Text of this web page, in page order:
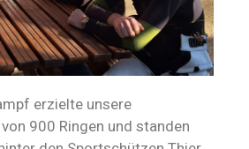
erzielte unsere
900 Ringen und standen